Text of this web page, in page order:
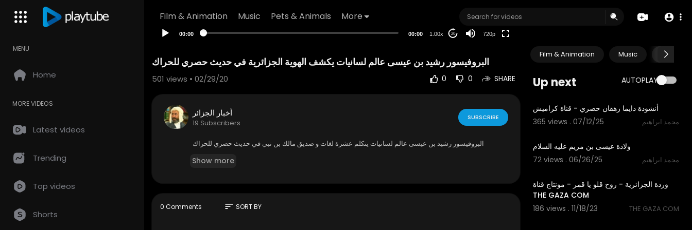
Film & Animation Music Pets & Animals More
MENU
Home
MORE VIDEOS
Latest videos
Trending
Top videos
Shorts
00:00 00:00 1.00x 20 720p
Film & Animation Music Pets &
Up next AUTOPLAY
أنشودة دايما زهقان حصري - قناة كراميش
365 views . 07/12/25
محمد ابراهيم
ولادة عيسى بن مريم عليه السلام
72 views . 06/26/25
محمد ابراهيم
وردة الجزائرية - روح قلو يا قمر - مونتاج قناة
THE GAZA COM
186 views . 11/18/23
THE GAZA COM
البروفيسور رشيد بن عيسى عالم لسانيات يكشف الهوية الجزائرية في حديث حصري للحراك
501 views • 02/29/20 0 0 SHARE
أخبار الجزائر
19 Subscribers
SUBSCRIBE
البروفيسور رشيد بن عيسى عالم لسانيات يتكلم عشرة لغات و صديق مالك بن نبي في حديث حصري للحراك
Show more
0 Comments sort SORT BY